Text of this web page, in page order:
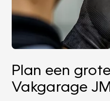
Plan een
Vakgarage